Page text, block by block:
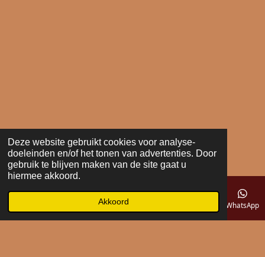
Deze website gebruikt cookies voor analyse-
doeleinden en/of het tonen van advertenties. Door
gebruik te blijven maken van de site gaat u
hiermee akkoord.
Akkoord
Telefoonnummer WhatsApp